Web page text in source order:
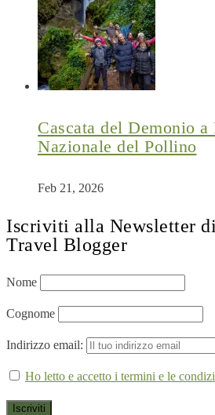
Cascata del Demonio a
Nazionale del Pollino
Feb 21, 2026
Iscriviti alla Newsletter
Travel Blogger
Nome
Cognome
Indirizzo email:
Ho letto e accetto i termini e le